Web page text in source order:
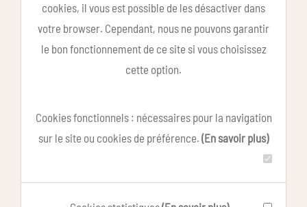
cookies, il vous est possible de les désactiver dans
votre browser. Cependant, nous ne pouvons garantir
le bon fonctionnement de ce site si vous choisissez
cette option.
Cookies fonctionnels : nécessaires pour la navigation
sur le site ou cookies de préférence. (En savoir plus)